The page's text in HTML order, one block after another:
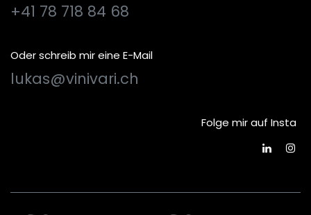
+41 78 718 84 68
Oder schreib mir eine E-Mail
lukas@vinivari.ch
Folge mir auf Insta